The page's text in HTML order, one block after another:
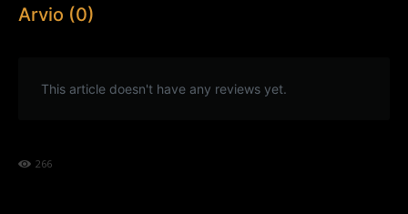
Arvio (0)
This article doesn't have any reviews yet.
266